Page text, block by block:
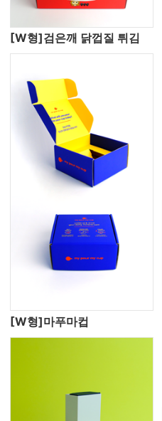
[W형]검은깨 닭껍질 튀김
[W형]마푸마컵